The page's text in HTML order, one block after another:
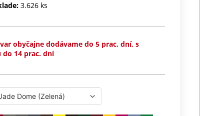
3.626 ks
obyčajne dodávame do 5 prac. dní, s
do 14 prac. dní